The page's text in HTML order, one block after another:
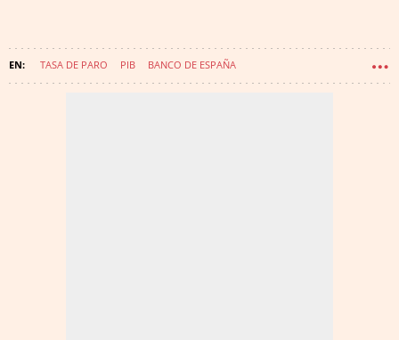
TASA DE PARO PIB BANCO DE ESPAÑA